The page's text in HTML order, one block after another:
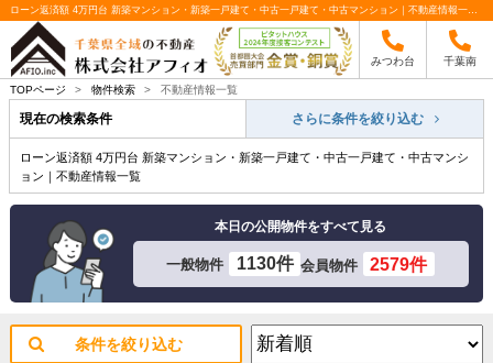
ローン返済額 4万円台 新築マンション・新築一戸建て・中古一戸建て・中古マンション｜不動産情報一覧｜千葉全域の不動産はアフィオへ
みつわ台 千葉南
TOPページ > 物件検索 > 不動産情報一覧
現在の検索条件 さらに条件を絞り込む
ローン返済額 4万円台 新築マンション・新築一戸建て・中古一戸建て・中古マンシ
ョン｜不動産情報一覧
本日の公開物件をすべて見る
一般物件 1130件 会員物件 2579件
条件を絞り込む